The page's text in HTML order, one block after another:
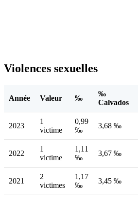
Violences sexuelles
Année Valeur ‰
‰
Calvados
2023
1
victime
0,99
‰
3,68 ‰
2022
1
victime
1,11
‰
3,67 ‰
2021
2
victimes
1,17
‰
3,45 ‰